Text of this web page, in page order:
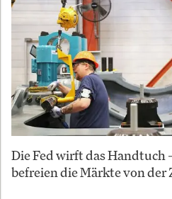
Die Fed wirft das Handtuch
befreien die Märkte von der